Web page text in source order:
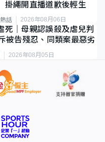
繩開直播道歉後輕生
話 2026年08月06日
死｜母親認誤殺及虐兒判
被告殘忍、同類案最惡劣
2026年08月05日